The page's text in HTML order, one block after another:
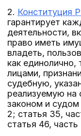
2. Конституция
гарантирует
деятельности,
право иметь
владеть,
как единолично,
лицами,
судебную,
реализуемую на
законом и судом
2; статья 35,
статья 46, часть